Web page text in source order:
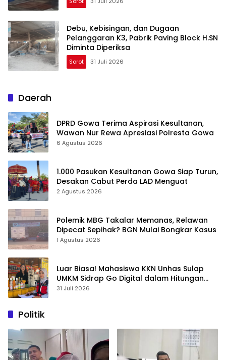
Debu, Kebisingan, dan Dugaan
Pelanggaran K3, Pabrik Paving Block H.SN
Diminta Diperiksa
Sorot 31 Juli 2026
Daerah
DPRD Gowa Terima Aspirasi Kesultanan,
Wawan Nur Rewa Apresiasi Polresta Gowa
6 Agustus 2026
1.000 Pasukan Kesultanan Gowa Siap Turun,
Desakan Cabut Perda LAD Menguat
2 Agustus 2026
Polemik MBG Takalar Memanas, Relawan
Dipecat Sepihak? BGN Mulai Bongkar Kasus
1 Agustus 2026
Luar Biasa! Mahasiswa KKN Unhas Sulap
UMKM Sidrap Go Digital dalam Hitungan
Hari
31 Juli 2026
Politik